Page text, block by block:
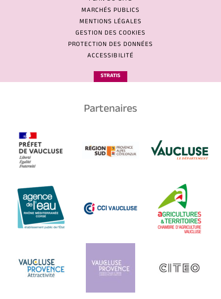
MARCHÉS PUBLICS
MENTIONS LÉGALES
GESTION DES COOKIES
PROTECTION DES DONNÉES
ACCESSIBILITÉ
STRATIS
Partenaires